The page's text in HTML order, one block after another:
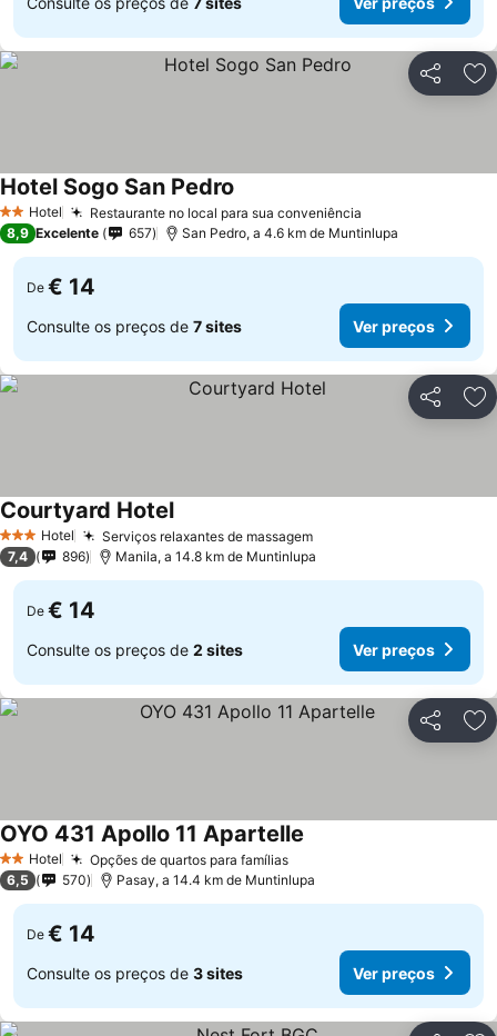
Partilhar
2 Estrelas
Hotel Restaurante no local para sua conveniência
Hotel Sogo San Pedro
8,9 Excelente 657 San Pedro, a 4.6 km de Muntinlupa
De € 14
Consulte os preços de 7 sites Ver preços
Partilhar
3 EstrelasHotel Serviços relaxantes de massagem
Courtyard Hotel
7,4 896 Manila, a 14.8 km de Muntinlupa
De € 14
Consulte os preços de 2 sites Ver preços
Partilhar
2 Estrelas
Hotel Opções de quartos para famílias
OYO 431 Apollo 11 Apartelle
6,5 570 Pasay, a 14.4 km de Muntinlupa
De € 14
Consulte os preços de 3 sites Ver preços